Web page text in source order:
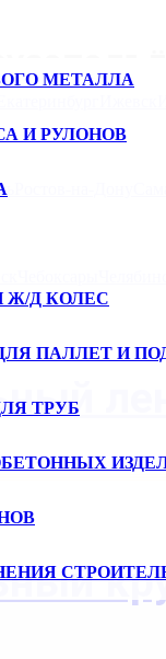
МЕТАЛЛА
И РУЛОНОВ
Ж/Д КОЛЕС
ПАЛЛЕТ И
ТРУБ